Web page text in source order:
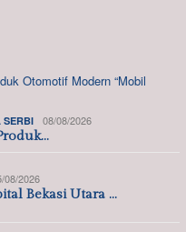
SERBI 08/08/2026
08/2026
Bekasi Utara …